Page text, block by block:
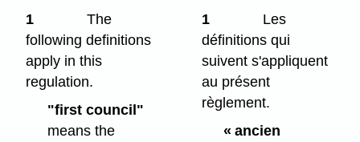
1
The
following definitions
apply in this
regulation.
"first council"
means the
1
Les
définitions qui
suivent s'appliquent
au présent
règlement.
« ancien